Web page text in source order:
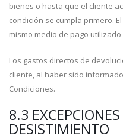
bienes o hasta que el cliente
condición se cumpla primero.
mismo medio de pago
Los gastos directos de
cliente, al haber sido
Condiciones.
8.3
DESISTIMIENTO